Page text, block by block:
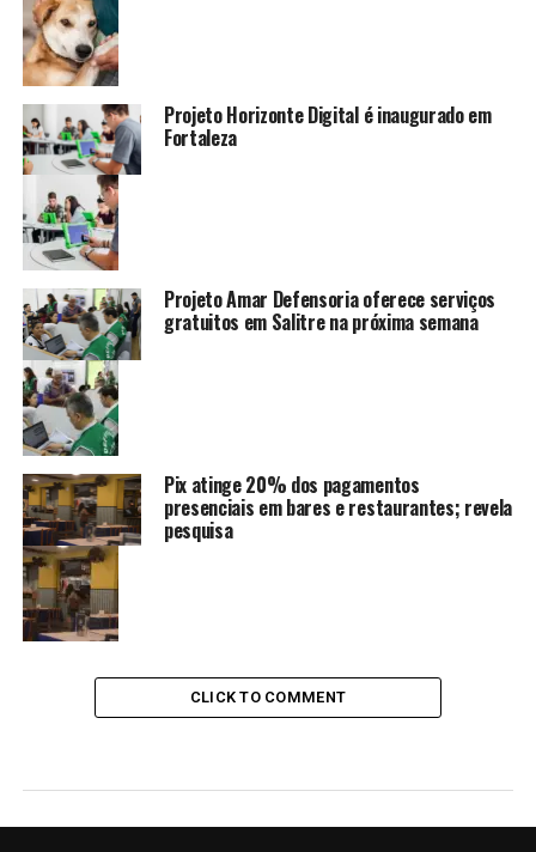
Projeto Horizonte Digital é inaugurado em
Fortaleza
Projeto Amar Defensoria oferece serviços
gratuitos em Salitre na próxima semana
Pix atinge 20% dos pagamentos
presenciais em bares e restaurantes; revela
pesquisa
CLICK TO COMMENT